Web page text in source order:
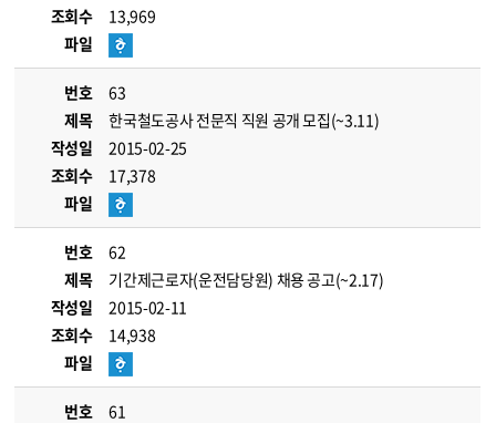
조회수
13,969
파일
번호
63
제목
한국철도공사 전문직 직원 공개 모집(~3.11)
작성일
2015-02-25
조회수
17,378
파일
번호
62
제목
기간제근로자(운전담당원) 채용 공고(~2.17)
작성일
2015-02-11
조회수
14,938
파일
번호
61